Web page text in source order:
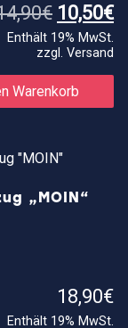
€
Preis
war:
14,90€
10,50€
Enthält 19% MwSt.
zzgl. Versand
Warenkorb
„MOIN“
18,90€
Enthält 19% MwSt.